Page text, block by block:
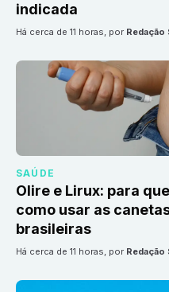
indicada
há cerca de 11 horas, por Redação
SAÚDE
Olire e Lirux: para
como usar as
brasileiras
há cerca de 11 horas, por Redação